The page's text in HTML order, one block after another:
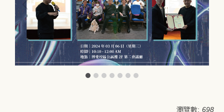
瀏覽數: 698